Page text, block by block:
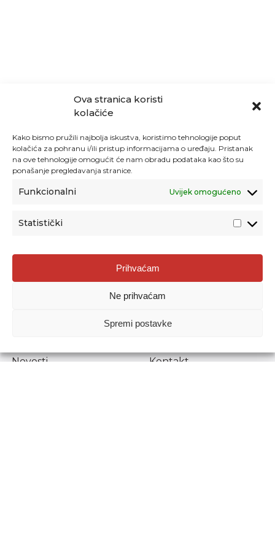
Ova stranica koristi
kolačiće
Kako bismo pružili najbolja iskustva, koristimo tehnologije poput
kolačića za pohranu i/ili pristup informacijama o uređaju. Pristanak
na ove tehnologije omogućit će nam obradu podataka kao što su
ponašanje pregledavanja stranice.
Funkcionalni Uvijek omogućeno
Statistički
Prihvaćam
Ne prihvaćam
Spremi postavke
Agencija za odgoj i obrazovanje
Donje Svetice 38, 10000 Zagreb
1778129
Prenošenje sadržaja dopušteno je uz navođenje izvora.
Novosti
Kontakt